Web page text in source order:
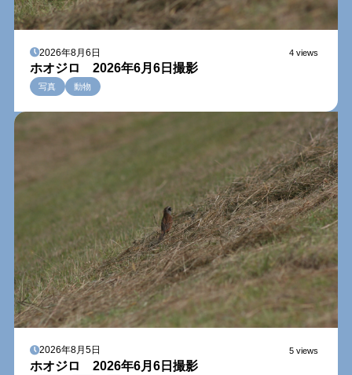
2026年8月6日 4 views
ホオジロ 2026年6月6日撮影
写真 動物
2026年8月5日 5 views
ホオジロ 2026年6月6日撮影